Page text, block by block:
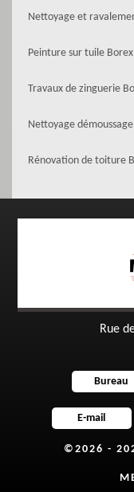
Nettoyage et
Peinture sur tuile
Travaux de zinguerie
Nettoyage
Rénovation de toiture
Rue
Bureau
E-mail
©2026 -